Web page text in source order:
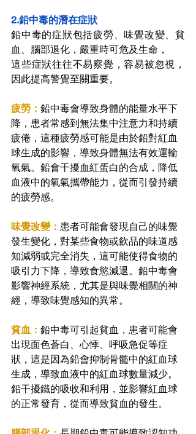
2.鉛中毒的潛在症狀
鉛中毒的症狀包括疲勞、味覺改變、貧
血、腦部退化，嚴重時可危及生命，
這些症狀往往不易察覺，容易被忽視，
因此提高警覺至關重要。
疲勞： 鉛中毒會導致身體的能量水平下
降，患者常感到無法集中注意力和持續
疲倦，這種疲勞感可能是由於鉛對紅血
球生成的影響，導致身體無法有效運輸
氧氣。鉛會干擾血紅蛋白的合成，降低
血液中的氧氣攜帶能力，從而引發持續
的疲勞感。
味覺改變： 患者可能會發現自己的味覺
發生變化，對某些食物或飲品的味道感
知減弱或完全消失，這可能使得食物的
吸引力下降，導致食慾減退。鉛中毒會
影響神經系統，尤其是與味覺相關的神
經，導致味覺感知的異常。
貧血： 鉛中毒可引起貧血，患者可能會
出現面色蒼白、心悸、呼吸急促等症
狀，這是因為鉛會抑制骨髓中的紅血球
生成，導致血液中的紅血球數量減少。
鉛干擾鐵的吸收和利用，並影響紅血球
的正常發育，從而導致貧血的發生。